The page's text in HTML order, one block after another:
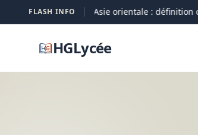
FLASH INFO
05-08 Asie orientale : définition
HGLycée